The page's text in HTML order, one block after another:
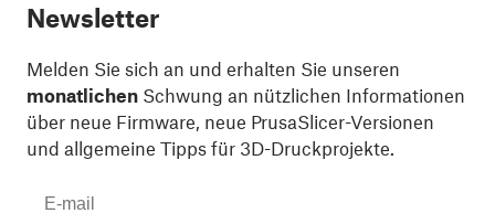
Newsletter
Melden Sie sich an und erhalten Sie unseren
monatlichen Schwung an nützlichen Informationen
über neue Firmware, neue PrusaSlicer-Versionen
und allgemeine Tipps für 3D-Druckprojekte.